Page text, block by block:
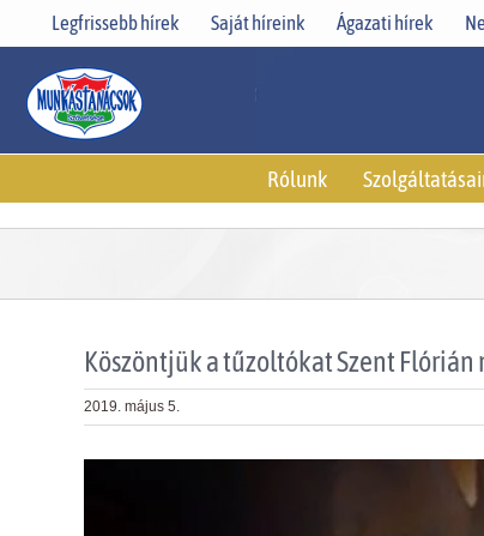
Legfrissebb hírek Saját híreink Ágazati hírek
Rólunk
Köszöntjük a tűzoltókat Szent Flórián
2019. május 5.